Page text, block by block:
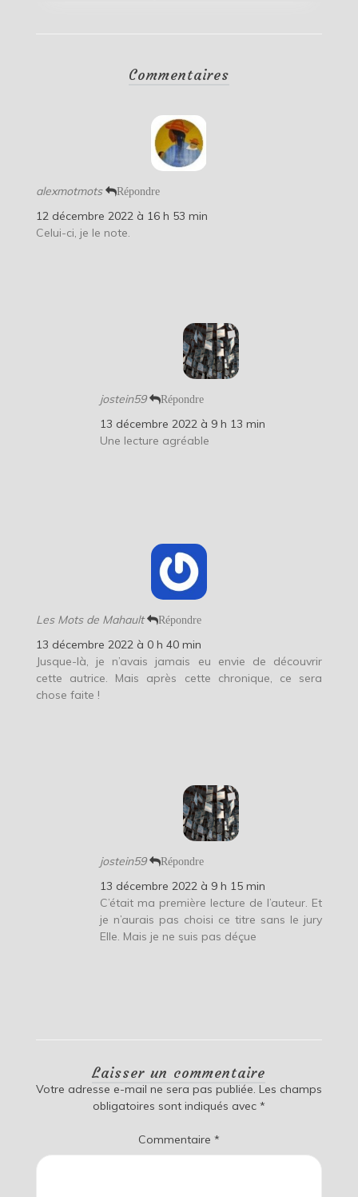
Commentaires
alexmotmots Répondre
12 décembre 2022 à 16 h 53 min
Celui-ci, je le note.
jostein59 Répondre
13 décembre 2022 à 9 h 13 min
Une lecture agréable
Les Mots de Mahault Répondre
13 décembre 2022 à 0 h 40 min
Jusque-là, je n’avais jamais eu envie de découvrir
cette autrice. Mais après cette chronique, ce sera
chose faite !
jostein59 Répondre
13 décembre 2022 à 9 h 15 min
C’était ma première lecture de l’auteur. Et
je n’aurais pas choisi ce titre sans le jury
Elle. Mais je ne suis pas déçue
Laisser un commentaire
Votre adresse e-mail ne sera pas publiée. Les champs
obligatoires sont indiqués avec *
Commentaire *